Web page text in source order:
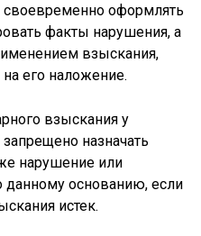
своевременно оформлять
факты нарушения, а
взыскания,
его наложение.
взыскания у
назначать
нарушение или
данному основанию, если
истек.